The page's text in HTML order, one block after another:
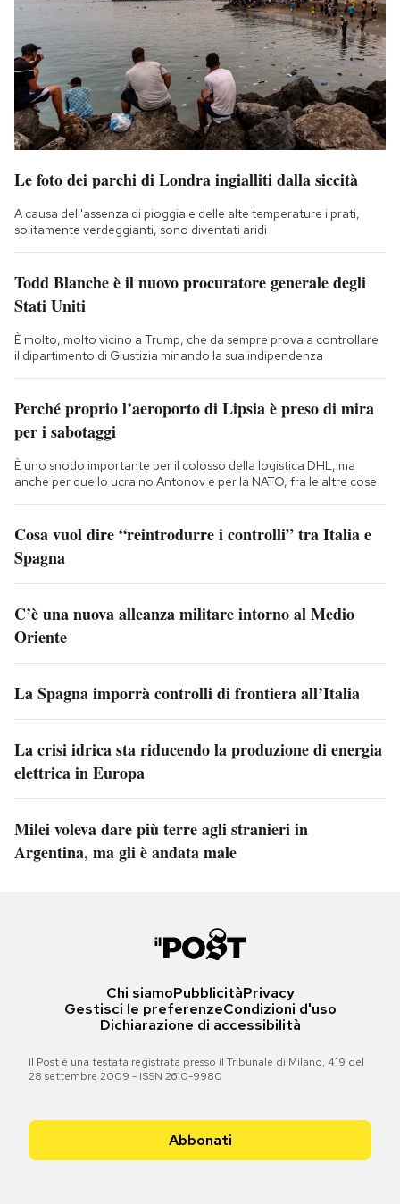
Le foto dei parchi di Londra ingialliti dalla siccità
A causa dell'assenza di pioggia e delle alte temperature i prati,
solitamente verdeggianti, sono diventati aridi
Todd Blanche è il nuovo procuratore generale degli
Stati Uniti
È molto, molto vicino a Trump, che da sempre prova a controllare
il dipartimento di Giustizia minando la sua indipendenza
Perché proprio l’aeroporto di Lipsia è preso di mira
per i sabotaggi
È uno snodo importante per il colosso della logistica DHL, ma
anche per quello ucraino Antonov e per la NATO, fra le altre cose
Cosa vuol dire “reintrodurre i controlli” tra Italia e
Spagna
C’è una nuova alleanza militare intorno al Medio
Oriente
La Spagna imporrà controlli di frontiera all’Italia
La crisi idrica sta riducendo la produzione di energia
elettrica in Europa
Milei voleva dare più terre agli stranieri in
Argentina, ma gli è andata male
Chi siamoPubblicitàPrivacy
Gestisci le preferenzeCondizioni d'uso
Dichiarazione di accessibilità
Il Post è una testata registrata presso il Tribunale di Milano, 419 del
28 settembre 2009 - ISSN 2610-9980
Abbonati